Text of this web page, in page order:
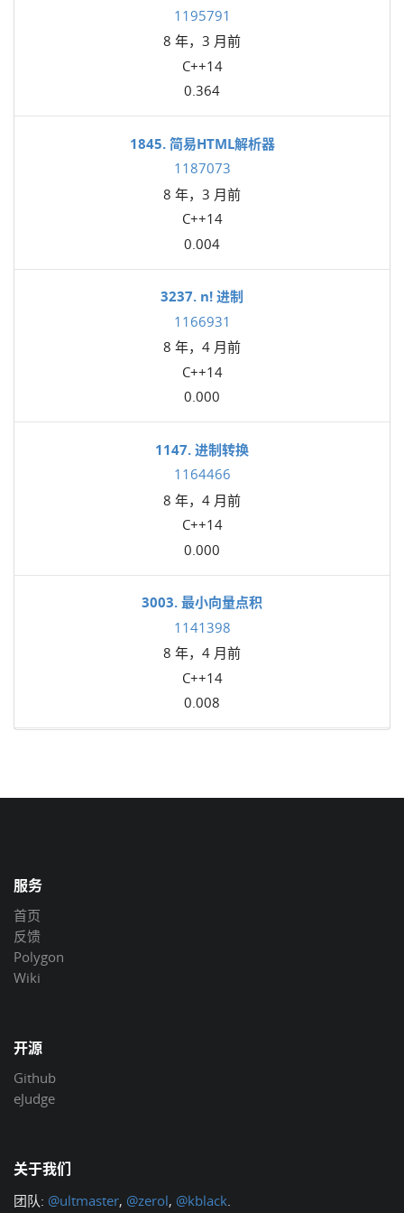
1195791
8 年，3 月前
C++14
0.364
1845. 简易HTML解析器
1187073
8 年，3 月前
C++14
0.004
3237. n! 进制
1166931
8 年，4 月前
C++14
0.000
1147. 进制转换
1164466
8 年，4 月前
C++14
0.000
3003. 最小向量点积
1141398
8 年，4 月前
C++14
0.008
服务
首页
反馈
Polygon
Wiki
开源
Github
eJudge
关于我们
团队: @ultmaster, @zerol, @kblack